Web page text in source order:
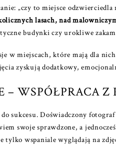
„czy to miejsce
lasach, nad
budynki czy urokliwe
w miejscach, które mają dla
zyskują dodatkowy,
– WSPÓŁPRACA Z
sukcesu. Doświadczony
swoje sprawdzone, a
wspaniale wyglądają na